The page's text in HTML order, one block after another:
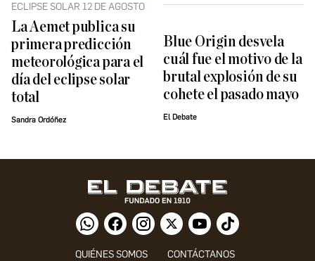
ECLIPSE SOLAR 12 DE AGOSTO
La Aemet publica su
primera predicción
meteorológica para el
día del eclipse solar
total
Sandra Ordóñez
Blue Origin desvela
cuál fue el motivo de la
brutal explosión de su
cohete el pasado mayo
El Debate
QUIÉNES SOMOS CONTÁCTANOS